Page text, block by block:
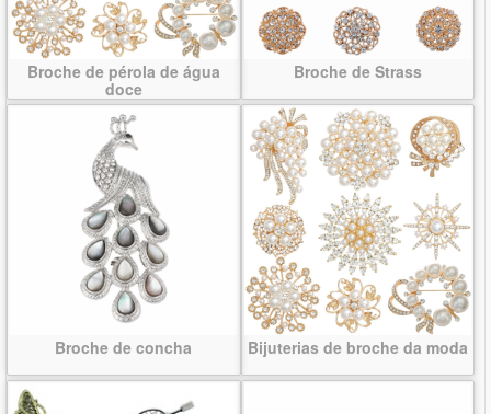
Broche de pérola de água
doce
Broche de Strass
Broche de concha Bijuterias de broche da moda